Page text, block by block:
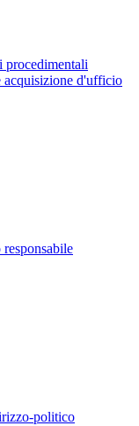
procedimentali
acquisizione d'ufficio
politico